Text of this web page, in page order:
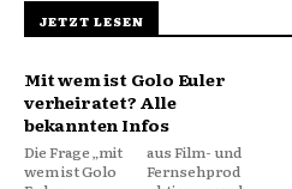
JETZT LESEN
Mit wem ist Golo Euler
verheiratet? Alle
bekannten Infos
Die Frage „mit
wem ist Golo
aus Film- und
Fernsehprod